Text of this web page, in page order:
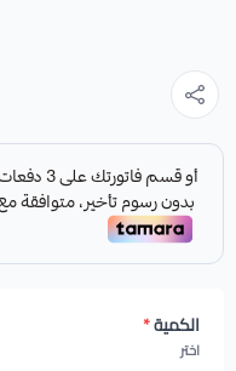
الكمية*
اختر